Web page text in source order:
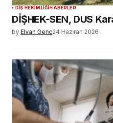
DIŞ HEKIMLIĞIHABERLER
DİŞHEK-SEN, DUS
by Elvan Genç24 Haziran 2026